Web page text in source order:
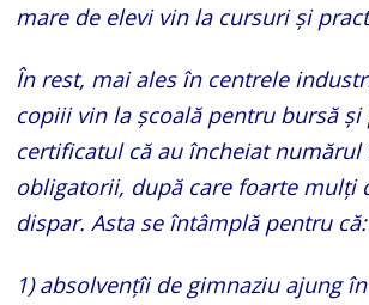
mare de elevi vin la cursuri și
În rest, mai ales în centrele
copiii vin la școală pentru bursă
certificatul că au încheiat numărul
obligatorii, după care foarte mulți
dispar. Asta se întâmplă pentru că:
1) absolvențîi de gimnaziu ajung